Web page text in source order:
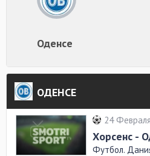
Оденсе
ОДЕНСЕ
24
Хорсенс -
Футбол.